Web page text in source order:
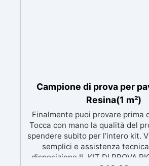
Campione di prova per
Resina(1 m²)
Finalmente puoi provare prima
Tocca con mano la qualità del
spendere subito per l’intero kit.
semplici e assistenza
disposizione IL KIT DI PROVA